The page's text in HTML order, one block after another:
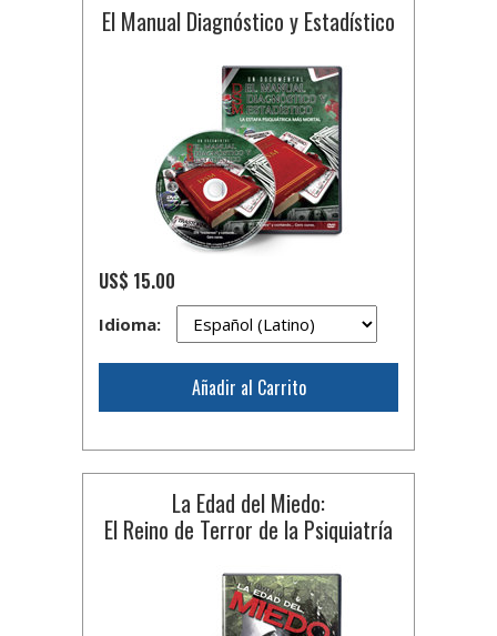
El Manual Diagnóstico y Estadístico
US$ 15.00
Idioma:
Añadir al Carrito
La Edad del Miedo:
El Reino de Terror de la Psiquiatría